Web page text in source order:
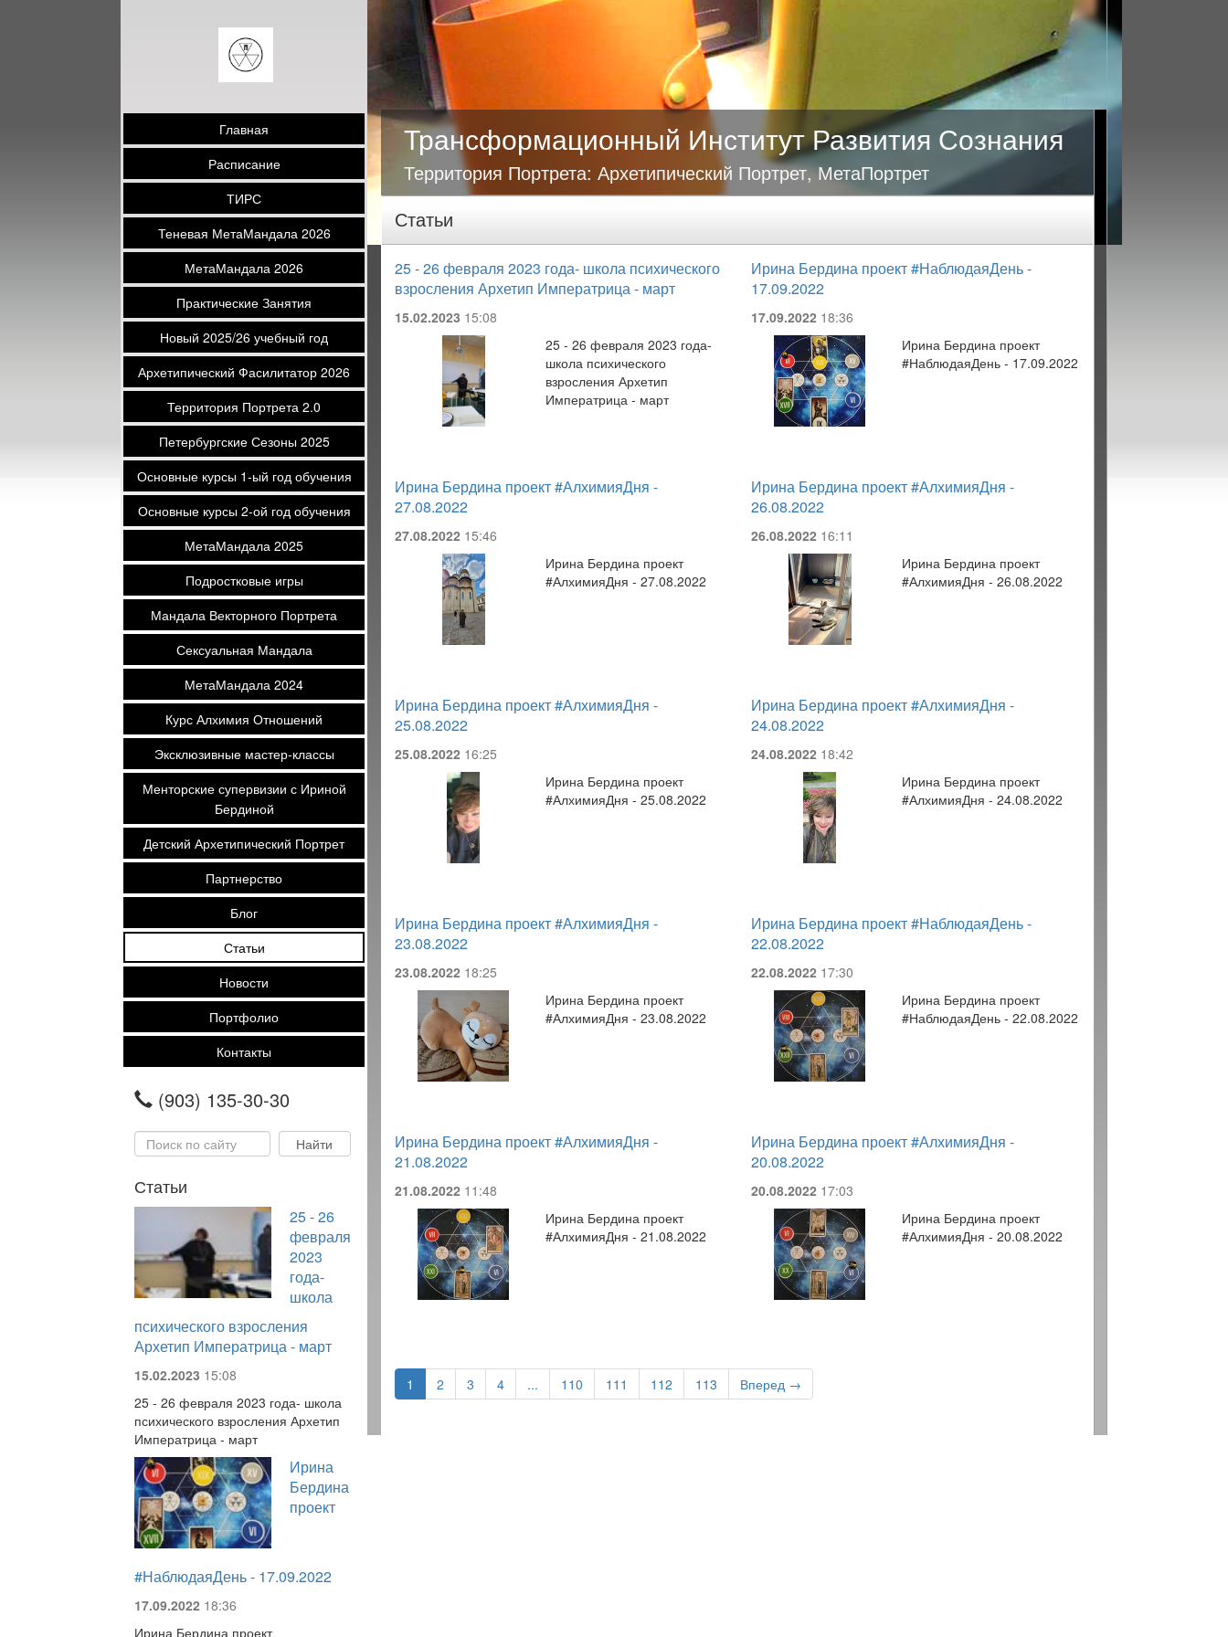
Главная
Расписание
ТИРС
Теневая МетаМандала 2026
МетаМандала 2026
Практические Занятия
Новый 2025/26 учебный год
Архетипический Фасилитатор 2026
Территория Портрета 2.0
Петербургские Сезоны 2025
Основные курсы 1-ый год обучения
Основные курсы 2-ой год обучения
МетаМандала 2025
Подростковые игры
Мандала Векторного Портрета
Сексуальная Мандала
МетаМандала 2024
Курс Алхимия Отношений
Эксклюзивные мастер-классы
Менторские супервизии с Ириной
Бердиной
Детский Архетипический Портрет
Партнерство
Блог
Статьи
Новости
Портфолио
Контакты
(903) 135-30-30
Статьи
25 - 26
февраля
2023
года-
школа
психического взросления
Архетип Императрица - март
15.02.2023 15:08
25 - 26 февраля 2023 года- школа
психического взросления Архетип
Императрица - март
Ирина
Бердина
проект
#НаблюдаяДень - 17.09.2022
17.09.2022 18:36
Ирина Бердина проект
Трансформационный Институт Развития Сознания
Территория Портрета: Архетипический Портрет, МетаПортрет
Статьи
25 - 26 февраля 2023 года- школа психического
взросления Архетип Императрица - март
15.02.2023 15:08
25 - 26 февраля 2023 года-
школа психического
взросления Архетип
Императрица - март
Ирина Бердина проект #НаблюдаяДень -
17.09.2022
17.09.2022 18:36
Ирина Бердина проект
#НаблюдаяДень - 17.09.2022
Ирина Бердина проект #АлхимияДня -
27.08.2022
27.08.2022 15:46
Ирина Бердина проект
#АлхимияДня - 27.08.2022
Ирина Бердина проект #АлхимияДня -
26.08.2022
26.08.2022 16:11
Ирина Бердина проект
#АлхимияДня - 26.08.2022
Ирина Бердина проект #АлхимияДня -
25.08.2022
25.08.2022 16:25
Ирина Бердина проект
#АлхимияДня - 25.08.2022
Ирина Бердина проект #АлхимияДня -
24.08.2022
24.08.2022 18:42
Ирина Бердина проект
#АлхимияДня - 24.08.2022
Ирина Бердина проект #АлхимияДня -
23.08.2022
23.08.2022 18:25
Ирина Бердина проект
#АлхимияДня - 23.08.2022
Ирина Бердина проект #НаблюдаяДень -
22.08.2022
22.08.2022 17:30
Ирина Бердина проект
#НаблюдаяДень - 22.08.2022
Ирина Бердина проект #АлхимияДня -
21.08.2022
21.08.2022 11:48
Ирина Бердина проект
#АлхимияДня - 21.08.2022
Ирина Бердина проект #АлхимияДня -
20.08.2022
20.08.2022 17:03
Ирина Бердина проект
#АлхимияДня - 20.08.2022
1 2 3 4 ... 110 111 112 113 Вперед →